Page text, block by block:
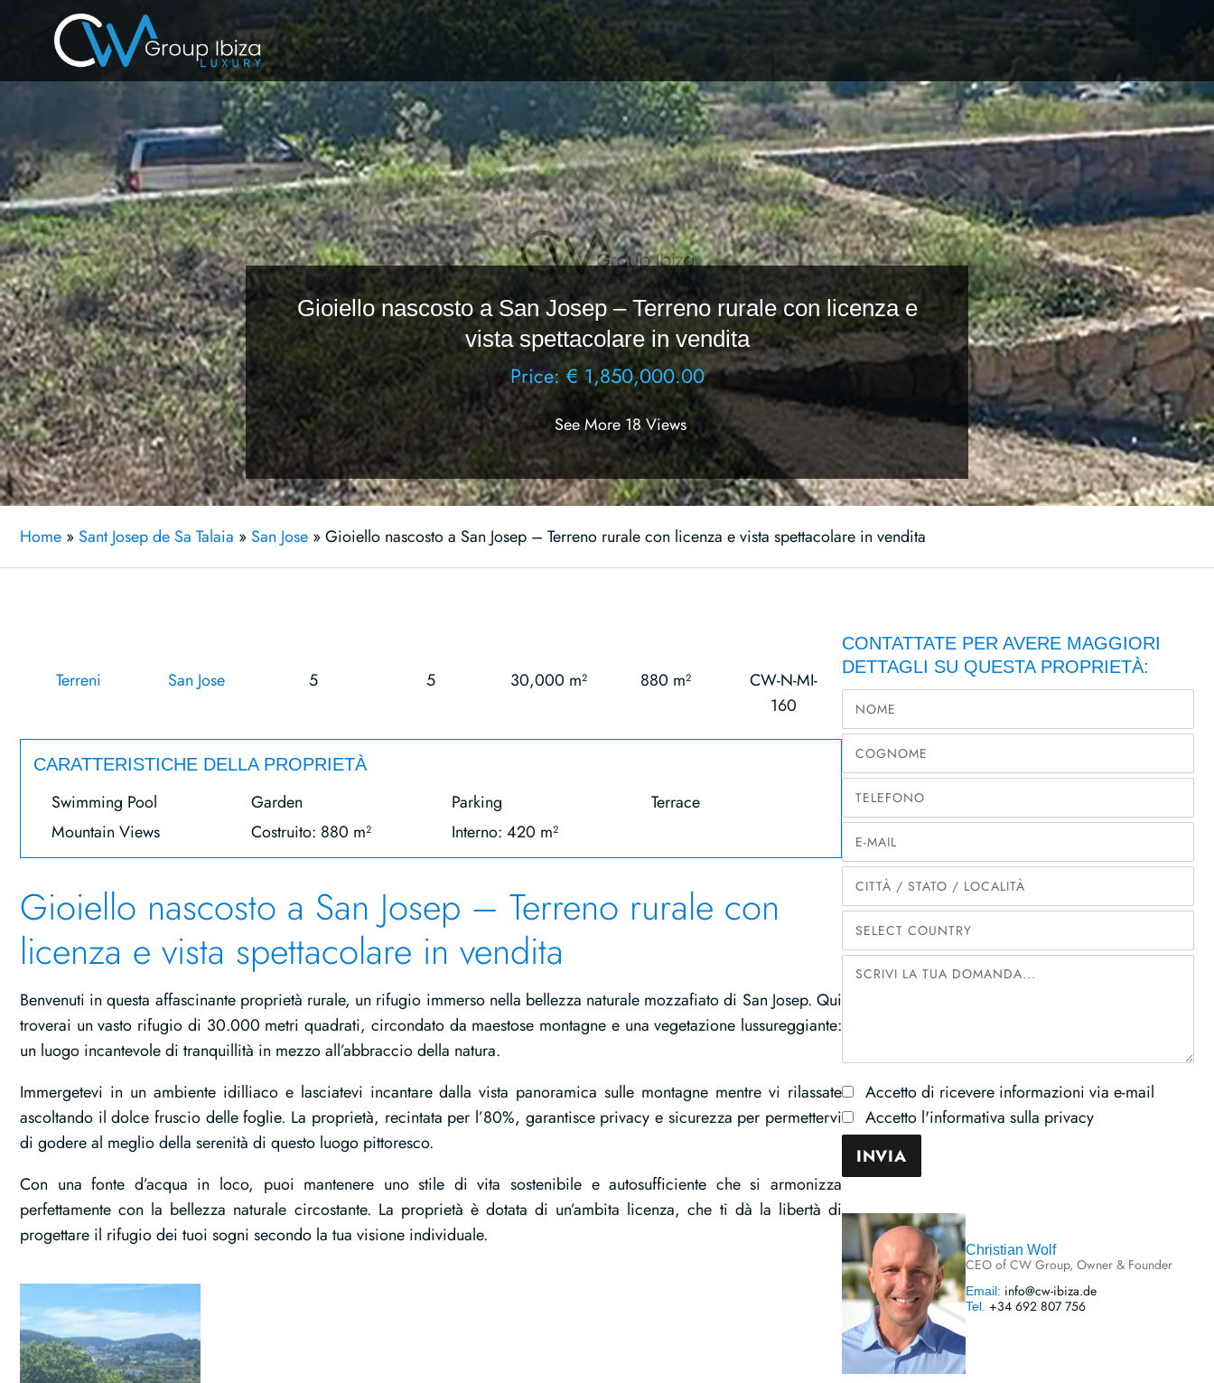
Gioiello nascosto a San Josep – Terreno rurale con licenza e
vista spettacolare in vendita
Price: € 1,850,000.00
See More 18 Views
Home » Sant Josep de Sa Talaia » San Jose »Gioiello nascosto a San Josep – Terreno rurale con licenza e vista spettacolare in vendita
Terreni San Jose 5 5 30,000 m² 880 m²
CW-N-MI-
160
CARATTERISTICHE DELLA PROPRIETÀ
Swimming Pool Garden Parking
Terrace
Mountain Views
Costruito: 880 m² Interno: 420 m²
Gioiello nascosto a San Josep – Terreno rurale con
licenza e vista spettacolare in vendita
Benvenuti in questa affascinante proprietà rurale, un rifugio immerso nella bellezza naturale mozzafiato di San Josep. Qui
troverai un vasto rifugio di 30.000 metri quadrati, circondato da maestose montagne e una vegetazione lussureggiante:
un luogo incantevole di tranquillità in mezzo all’abbraccio della natura.
Immergetevi in un ambiente idilliaco e lasciatevi incantare dalla vista panoramica sulle montagne mentre vi rilassate
ascoltando il dolce fruscio delle foglie. La proprietà, recintata per l’80%, garantisce privacy e sicurezza per permettervi
di godere al meglio della serenità di questo luogo pittoresco.
Con una fonte d’acqua in loco, puoi mantenere uno stile di vita sostenibile e autosufficiente che si armonizza
perfettamente con la bellezza naturale circostante. La proprietà è dotata di un’ambita licenza, che ti dà la libertà di
progettare il rifugio dei tuoi sogni secondo la tua visione individuale.
CONTATTATE PER AVERE MAGGIORI
DETTAGLI SU QUESTA PROPRIETÀ:
Accetto di ricevere informazioni via e-mail
Accetto l'informativa sulla privacy
Christian Wolf
CEO of CW Group, Owner & Founder
Email: info@cw-ibiza.de
Tel. +34 692 807 756